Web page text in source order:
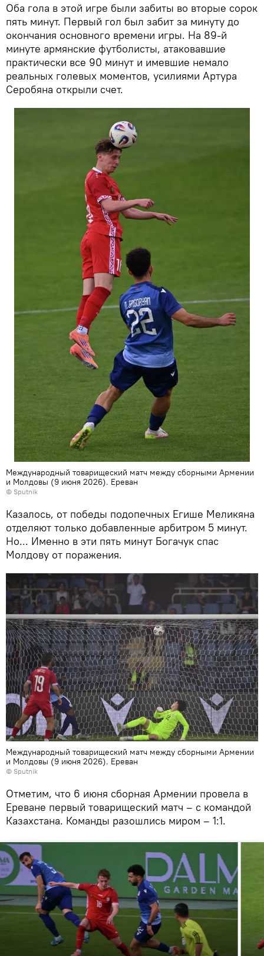
Оба гола в этой игре были забиты во вторые сорок
пять минут. Первый гол был забит за минуту до
окончания основного времени игры. На 89-й
минуте армянские футболисты, атаковавшие
практически все 90 минут и имевшие немало
реальных голевых моментов, усилиями Артура
Серобяна открыли счет.
Международный товарищеский матч между сборными Армении
и Молдовы (9 июня 2026). Еревaн
© Sputnik
Казалось, от победы подопечных Егише Меликяна
отделяют только добавленные арбитром 5 минут.
Но... Именно в эти пять минут Богачук спас
Молдову от поражения.
Международный товарищеский матч между сборными Армении
и Молдовы (9 июня 2026). Еревaн
© Sputnik
Отметим, что 6 июня сборная Армении провела в
Ереване первый товарищеский матч – с командой
Казахстана. Команды разошлись миром – 1:1.